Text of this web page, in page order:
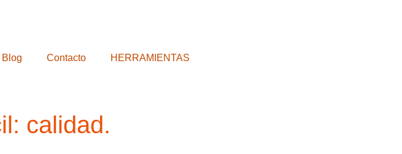
Blog Contacto HERRAMIENTAS
calidad.